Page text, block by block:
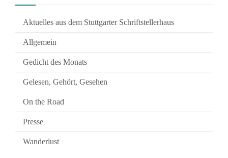
Aktuelles aus dem Stuttgarter Schriftstellerhaus
Allgemein
Gedicht des Monats
Gelesen, Gehört, Gesehen
On the Road
Presse
Wanderlust